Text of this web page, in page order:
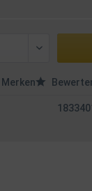
Merken